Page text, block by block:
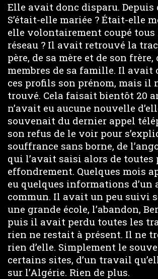
Elle avait donc disparu. Depuis
S’était-elle mariée ? Était-elle
elle volontairement coupé
réseau ? Il avait retrouvé la
père, de sa mère et de son
membres de sa famille. Il avait
ces profils son prénom, mais il
trouvé. Cela faisait bientôt 20
n’avait eu aucune nouvelle
souvenait du dernier appel
son refus de le voir pour
souffrance sans borne, de
qui l’avait saisi alors de toutes
effondrement. Quelques mois
eu quelques informations d’un
commun. Il avait un peu suivi
une grande école, l’abandon,
puis il avait perdu toutes les
rien ne restait à présent. Il ne
rien d’elle. Simplement le
certains sites, d’un travail
sur l’Algérie. Rien de plus.